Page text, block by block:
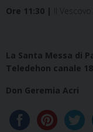
Ore 11:30 |
Il
La Santa Messa di
Teledehon canale
Don Geremia Acri